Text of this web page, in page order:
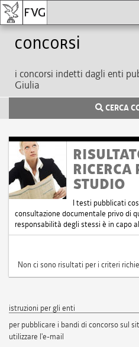
Concorsi
i concorsi indetti dagli enti
Giulia
CERCA
RICERCA
STUDIO
I testi pubblicati
consultazione documentale privo di
responsabilità degli stessi è in capo
Non ci sono risultati per i criteri
istruzioni per gli enti
per pubblicare i bandi di concorso sul
utilizzare l'e-mail